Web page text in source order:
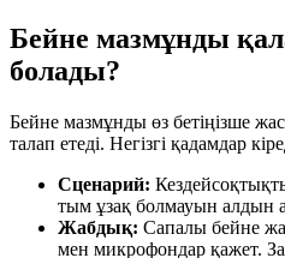
Бейне мазмұнды
болады?
Бейне мазмұнды өз бетіңізше
талап етеді. Негізгі қадамдар
Сценарий:
тым ұзақ болмауын алдын
Жабдық: Сапалы бейне
мен микрофондар қажет.